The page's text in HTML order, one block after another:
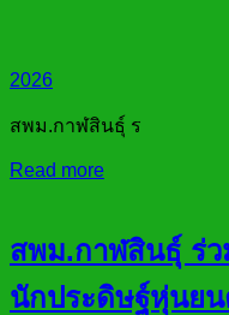
2026
สพม.กาฬสินธุ์ ร
Read more
สพม.กาฬสินธุ์ ร่ว
นักประดิษฐ์หุ่นยน